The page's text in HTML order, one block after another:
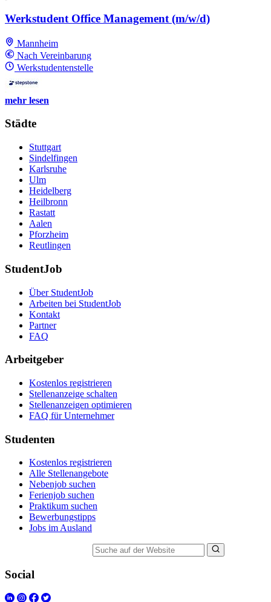
Werkstudent Office Management (m/w/d)
Mannheim
Nach Vereinbarung
Werkstudentenstelle
mehr lesen
Städte
Stuttgart
Sindelfingen
Karlsruhe
Ulm
Heidelberg
Heilbronn
Rastatt
Aalen
Pforzheim
Reutlingen
StudentJob
Über StudentJob
Arbeiten bei StudentJob
Kontakt
Partner
FAQ
Arbeitgeber
Kostenlos registrieren
Stellenanzeige schalten
Stellenanzeigen optimieren
FAQ für Unternehmer
Studenten
Kostenlos registrieren
Alle Stellenangebote
Nebenjob suchen
Ferienjob suchen
Praktikum suchen
Bewerbungstipps
Jobs im Ausland
Social